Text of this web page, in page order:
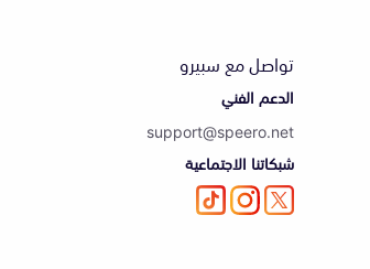
تواصل مع سبيرو
الدعم الفني
support@speero.net
شبكاتنا الاجتماعية